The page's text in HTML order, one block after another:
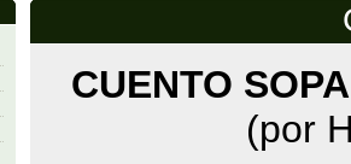
CUENTO
(por